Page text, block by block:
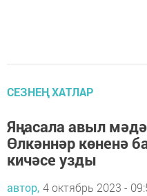
СЕЗНЕҢ ХАТЛАР
Яңасала авыл
Өлкәннәр көненә
кичәсе узды
автор, 4 октябрь 2023 -